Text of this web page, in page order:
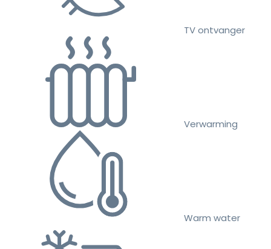
TV ontvanger
Verwarming
Warm water